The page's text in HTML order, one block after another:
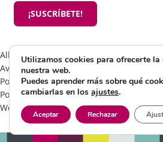
¡SUSCRÍBETE!
All rights reserved 2025 ©Mamá tiene
Aviso Legal
Política de Cookies
Política de Privacidad
Web by Visible Marketing
Utilizamos cookies para ofrecerte la
nuestra web.
Puedes aprender más sobre qué
cambiarlas en los ajustes.
Aceptar Rechazar